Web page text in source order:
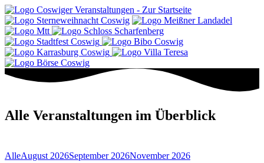
Alle Veranstaltungen im Überblick
AlleAugust 2026September 2026November 2026